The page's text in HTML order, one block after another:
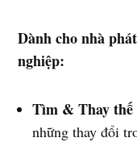
Dành cho nhà
nghiệp:
Tìm & Thay thế
những thay đổi